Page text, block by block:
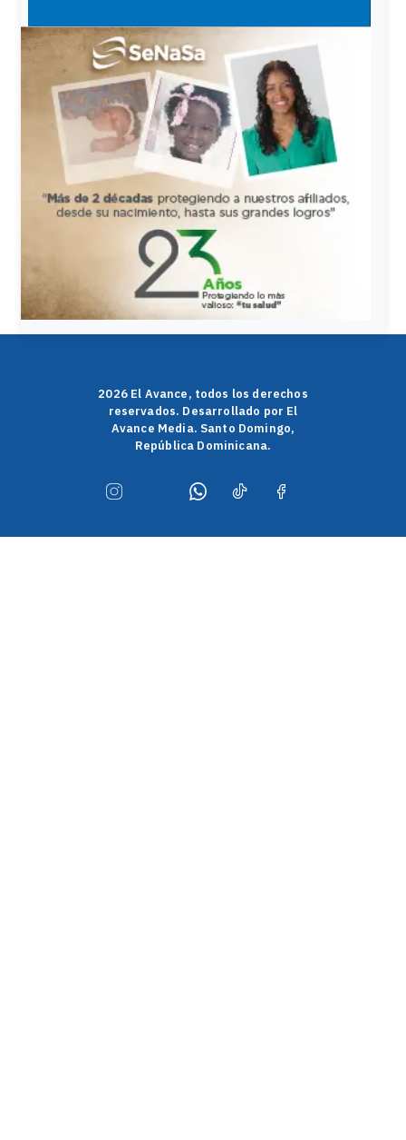
2026 El Avance, todos los derechos
reservados. Desarrollado por El
Avance Media. Santo Domingo,
República Dominicana.